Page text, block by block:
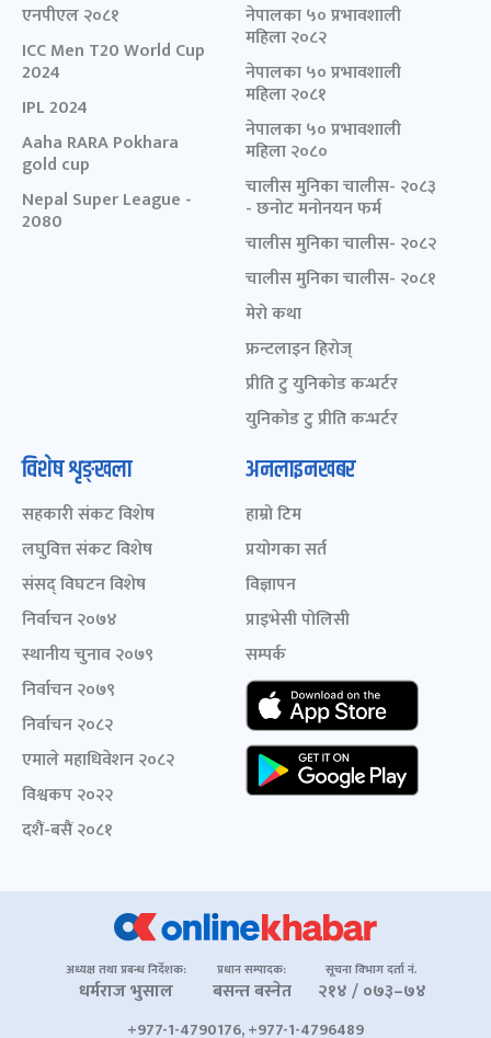
एनपीएल २०८१
ICC Men T20 World Cup
2024
IPL 2024
Aaha RARA Pokhara
gold cup
Nepal Super League -
2080
नेपालका ५० प्रभावशाली
महिला २०८२
नेपालका ५० प्रभावशाली
महिला २०८१
नेपालका ५० प्रभावशाली
महिला २०८०
चालीस मुनिका चालीस- २०८३
- छनोट मनोनयन फर्म
चालीस मुनिका चालीस- २०८२
चालीस मुनिका चालीस- २०८१
मेरो कथा
फ्रन्टलाइन हिरोज्
प्रीति टु युनिकोड कन्भर्टर
युनिकोड टु प्रीति कन्भर्टर
विशेष शृङ्खला
सहकारी संकट विशेष
लघुवित्त संकट विशेष
संसद् विघटन विशेष
निर्वाचन २०७४
स्थानीय चुनाव २०७९
निर्वाचन २०७९
निर्वाचन २०८२
एमाले महाधिवेशन २०८२
विश्वकप २०२२
दशैं-बसैं २०८१
अनलाइनखबर
हाम्रो टिम
प्रयोगका सर्त
विज्ञापन
प्राइभेसी पोलिसी
सम्पर्क
अध्यक्ष तथा प्रबन्ध निर्देशक:
धर्मराज भुसाल
प्रधान सम्पादक:
बसन्त बस्नेत
सूचना विभाग दर्ता नं.
२१४ / ०७३–७४
+977-1-4790176, +977-1-4796489